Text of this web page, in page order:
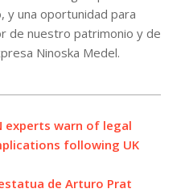
y una oportunidad para
de nuestro patrimonio y de
Ninoska Medel.
experts warn of legal
following UK
de Arturo Prat